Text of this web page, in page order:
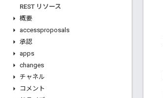
REST リソース
概要
accessproposals
承認
apps
changes
チャネル
コメント